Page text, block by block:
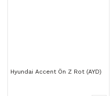
Hyundai Accent Ön Z Rot (AYD)